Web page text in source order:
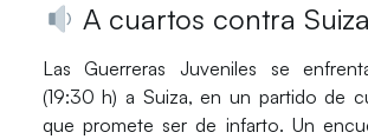
A cuartos contra Suiza
LasGuerreras Juveniles se
(19:30 h) a Suiza, en un partido de
que promete ser de infarto. Un